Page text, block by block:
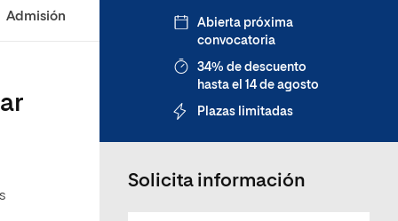
Admisión
Abierta próxima
convocatoria
34% de descuento
hasta el 14 de agosto
Plazas limitadas
Solicita información